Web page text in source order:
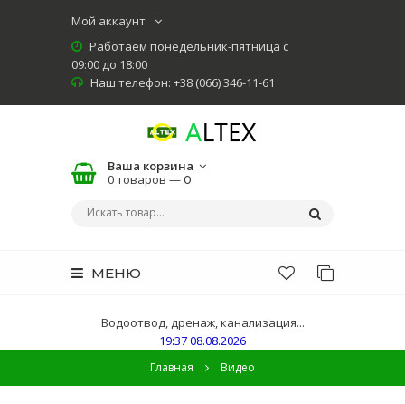
Мой аккаунт
Работаем понедельник-пятница с
09:00 до 18:00
Наш телефон: +38 (066) 346-11-61
Ваша корзина
0 товаров —0
МЕНЮ
Водоотвод, дренаж, канализация...
19:37 08.08.2026
Главная Видео